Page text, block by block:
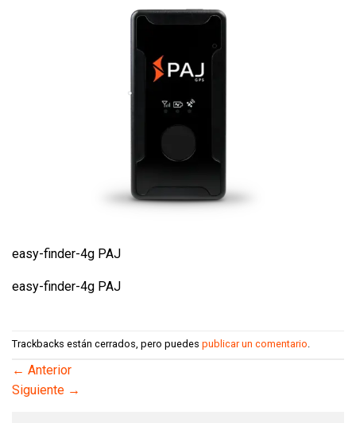
easy-finder-4g PAJ
easy-finder-4g PAJ
Trackbacks están cerrados, pero puedes publicar un comentario.
← Anterior
Siguiente →